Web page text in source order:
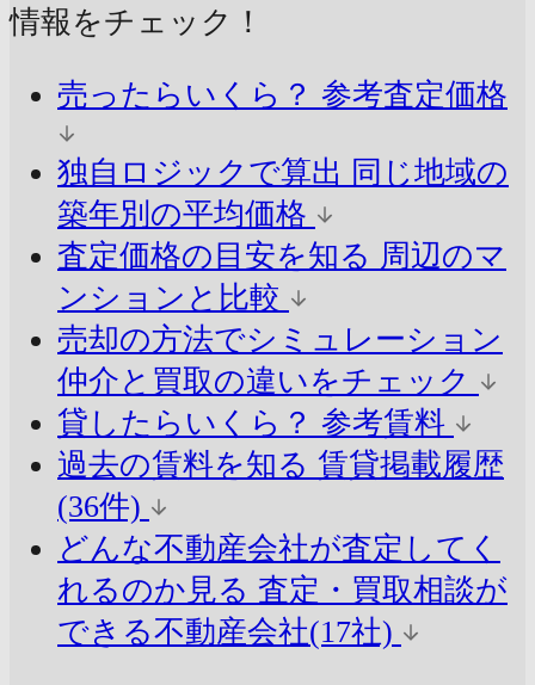
情報をチェック！
売ったらいくら？ 参考査定価格
独自ロジックで算出 同じ地域の
築年別の平均価格
査定価格の目安を知る 周辺のマ
ンションと比較
売却の方法でシミュレーション
仲介と買取の違いをチェック
貸したらいくら？ 参考賃料
過去の賃料を知る 賃貸掲載履歴
(36件)
どんな不動産会社が査定してく
れるのか見る 査定・買取相談が
できる不動産会社(17社)